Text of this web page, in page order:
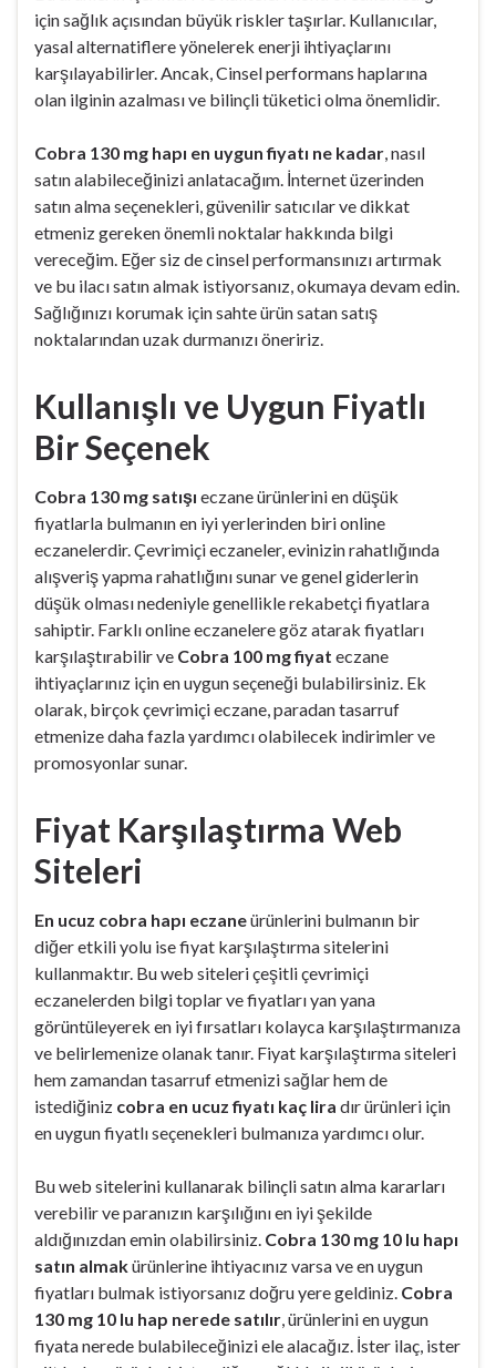
için sağlık açısından büyük riskler taşırlar. Kullanıcılar,
yasal alternatiflere yönelerek enerji ihtiyaçlarını
karşılayabilirler. Ancak, Cinsel performans haplarına
olan ilginin azalması ve bilinçli tüketici olma önemlidir.
Cobra 130 mg hapı en uygun fiyatı ne kadar , nasıl
satın alabileceğinizi anlatacağım. İnternet üzerinden
satın alma seçenekleri, güvenilir satıcılar ve dikkat
etmeniz gereken önemli noktalar hakkında bilgi
vereceğim. Eğer siz de cinsel performansınızı artırmak
ve bu ilacı satın almak istiyorsanız, okumaya devam edin.
Sağlığınızı korumak için sahte ürün satan satış
noktalarından uzak durmanızı öneririz.
Kullanışlı ve Uygun Fiyatlı
Bir Seçenek
Cobra 130 mg satışı eczane ürünlerini en düşük
fiyatlarla bulmanın en iyi yerlerinden biri online
eczanelerdir. Çevrimiçi eczaneler, evinizin rahatlığında
alışveriş yapma rahatlığını sunar ve genel giderlerin
düşük olması nedeniyle genellikle rekabetçi fiyatlara
sahiptir. Farklı online eczanelere göz atarak fiyatları
karşılaştırabilir ve Cobra 100 mg fiyat eczane
ihtiyaçlarınız için en uygun seçeneği bulabilirsiniz. Ek
olarak, birçok çevrimiçi eczane, paradan tasarruf
etmenize daha fazla yardımcı olabilecek indirimler ve
promosyonlar sunar.
Fiyat Karşılaştırma Web
Siteleri
En ucuz cobra hapı eczaneürünlerini bulmanın bir
diğer etkili yolu ise fiyat karşılaştırma sitelerini
kullanmaktır. Bu web siteleri çeşitli çevrimiçi
eczanelerden bilgi toplar ve fiyatları yan yana
görüntüleyerek en iyi fırsatları kolayca karşılaştırmanıza
ve belirlemenize olanak tanır. Fiyat karşılaştırma siteleri
hem zamandan tasarruf etmenizi sağlar hem de
istediğiniz cobra en ucuz fiyatı kaç lira dır ürünleri için
en uygun fiyatlı seçenekleri bulmanıza yardımcı olur.
Bu web sitelerini kullanarak bilinçli satın alma kararları
verebilir ve paranızın karşılığını en iyi şekilde
aldığınızdan emin olabilirsiniz. Cobra 130 mg 10 lu hapı
satın almakürünlerine ihtiyacınız varsa ve en uygun
fiyatları bulmak istiyorsanız doğru yere geldiniz. Cobra
130 mg 10 lu hap nerede satılır , ürünlerini en uygun
fiyata nerede bulabileceğinizi ele alacağız. İster ilaç, ister